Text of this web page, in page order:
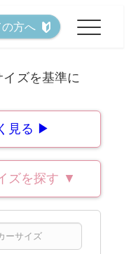
方へ
見る ▶
ズを探す ▼